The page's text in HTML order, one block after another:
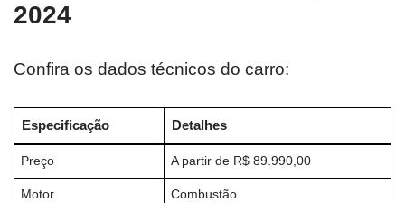
2024
Confira os dados técnicos do carro:
Especificação Detalhes
Preço A partir de R$ 89.990,00
Motor Combustão